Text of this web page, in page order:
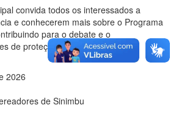
convida todos os interessados a
e conhecerem mais sobre o Programa
para o debate e o
de proteção social em Sinimbu.
2026
de Sinimbu